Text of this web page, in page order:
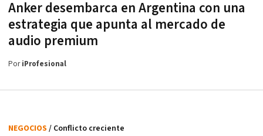
Anker desembarca en Argentina con una
estrategia que apunta al mercado de
audio premium
PoriProfesional
NEGOCIOS / Conflicto creciente